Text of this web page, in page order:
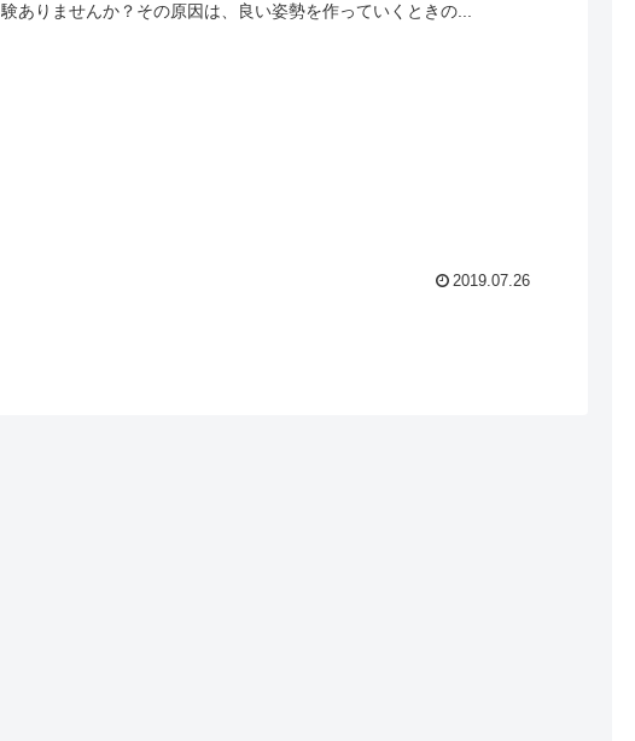
験ありませんか？その原因は、良い姿勢を作っていくときの...
2019.07.26